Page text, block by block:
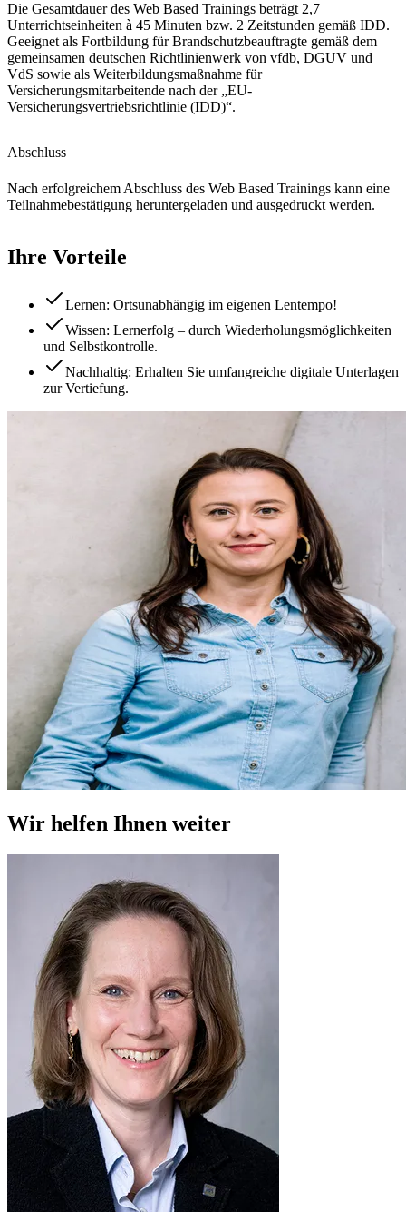
Die Gesamtdauer des Web Based Trainings beträgt 2,7
Unterrichtseinheiten à 45 Minuten bzw. 2 Zeitstunden gemäß IDD.
Geeignet als Fortbildung für Brandschutzbeauftragte gemäß dem
gemeinsamen deutschen Richtlinienwerk von vfdb, DGUV und
VdS sowie als Weiterbildungsmaßnahme für
Versicherungsmitarbeitende nach der „EU-
Versicherungsvertriebsrichtlinie (IDD)“.
Abschluss
Nach erfolgreichem Abschluss des Web Based Trainings kann eine
Teilnahmebestätigung heruntergeladen und ausgedruckt werden.
Ihre Vorteile
Lernen: Ortsunabhängig im eigenen Lentempo!
Wissen: Lernerfolg – durch Wiederholungsmöglichkeiten
und Selbstkontrolle.
Nachhaltig: Erhalten Sie umfangreiche digitale Unterlagen
zur Vertiefung.
Wir helfen Ihnen weiter